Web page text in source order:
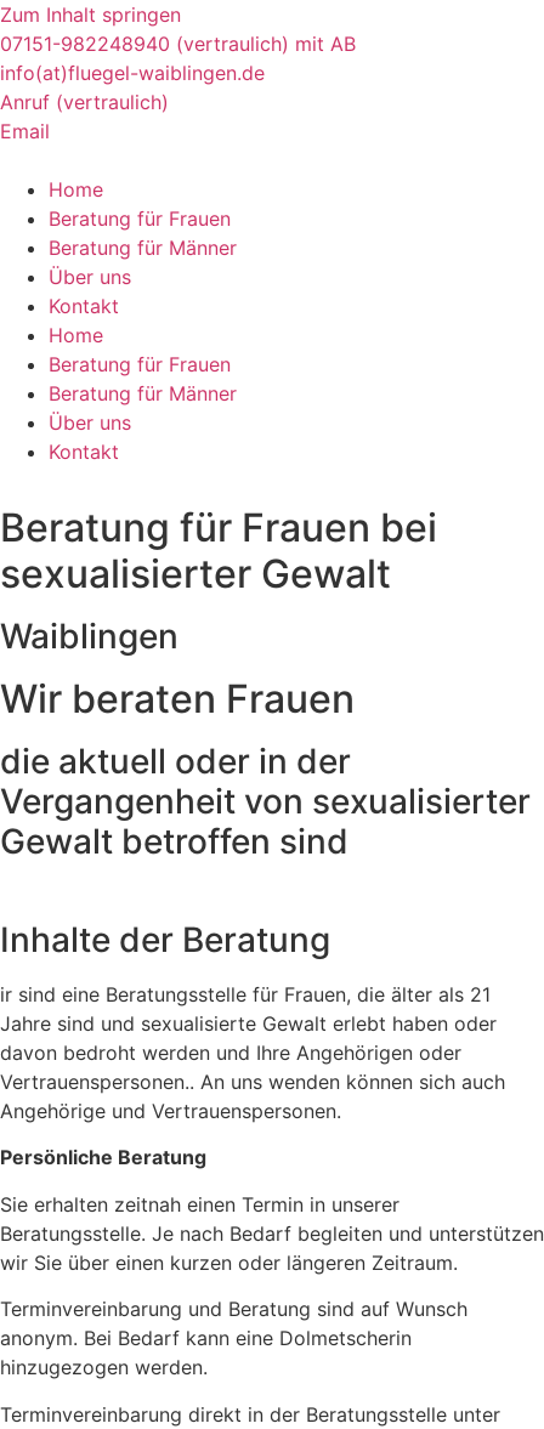
Zum Inhalt springen
07151-982248940 (vertraulich) mit AB
info(at)fluegel-waiblingen.de
Anruf (vertraulich)
Email
Home
Beratung für Frauen
Beratung für Männer
Über uns
Kontakt
Home
Beratung für Frauen
Beratung für Männer
Über uns
Kontakt
Beratung für Frauen bei
sexualisierter Gewalt
Waiblingen
Wir beraten Frauen
die aktuell oder in der
Vergangenheit von sexualisierter
Gewalt betroffen sind
Inhalte der Beratung
ir sind eine Beratungsstelle für Frauen, die älter als 21
Jahre sind und sexualisierte Gewalt erlebt haben oder
davon bedroht werden und Ihre Angehörigen oder
Vertrauenspersonen.. An uns wenden können sich auch
Angehörige und Vertrauenspersonen.
Persönliche Beratung
Sie erhalten zeitnah einen Termin in unserer
Beratungsstelle. Je nach Bedarf begleiten und unterstützen
wir Sie über einen kurzen oder längeren Zeitraum.
Terminvereinbarung und Beratung sind auf Wunsch
anonym. Bei Bedarf kann eine Dolmetscherin
hinzugezogen werden.
Terminvereinbarung direkt in der Beratungsstelle unter